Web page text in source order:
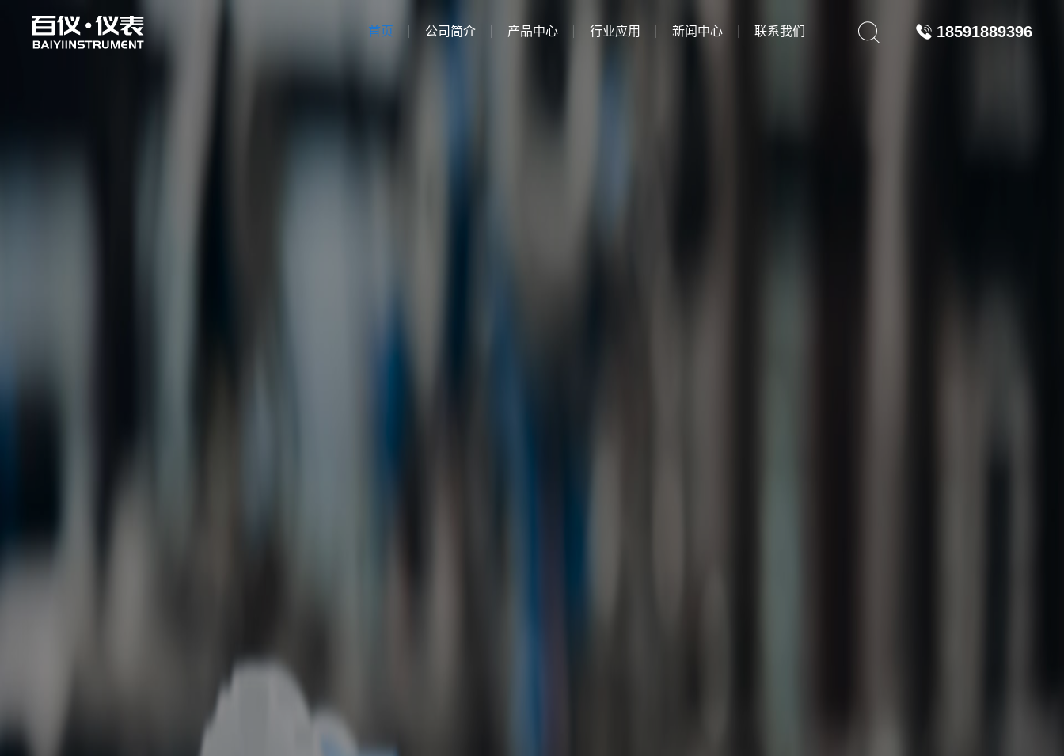
首页 公司简介 产品中心 行业应用 新闻中心 联系我们 18591889396